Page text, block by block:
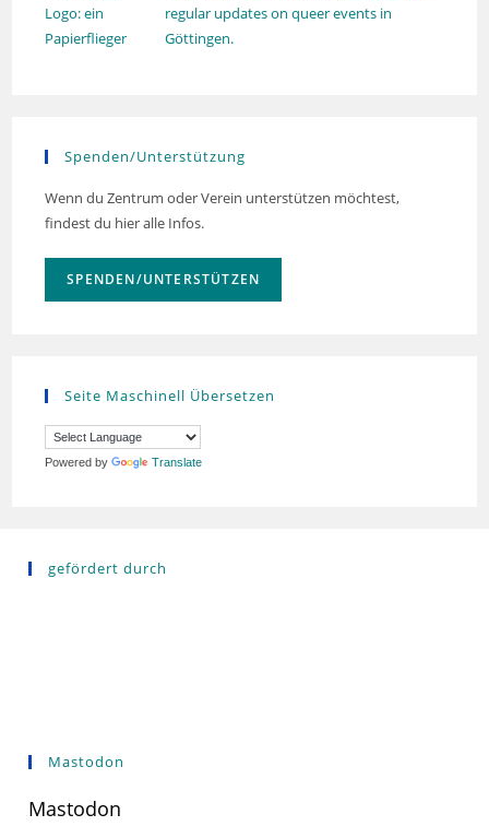
regular updates on queer events in
Göttingen.
Spenden/Unterstützung
Wenn du Zentrum oder Verein unterstützen möchtest,
findest du hier alle Infos.
SPENDEN/UNTERSTÜTZEN
Seite Maschinell Übersetzen
Powered by Translate
gefördert durch
Mastodon
Mastodon